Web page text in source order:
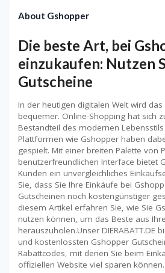
About Gshopper
Die beste Art, bei
einzukaufen: Nutzen
Gutscheine
In der heutigen digitalen Welt wird
bequemer. Online-Shopping hat sich
Bestandteil des modernen
Plattformen wie Gshopper haben
gespielt. Mit einer breiten Palette von
benutzerfreundlichen Interface bietet
Kunden ein unvergleichliches
Sie, dass Sie Ihre Einkäufe bei
Gutscheinen noch kostengünstiger
diesem Artikel erfahren Sie, wie Sie
nutzen können, um das Beste aus
herauszuholen.Unser DIERABATT.DE
und kostenlossten Gshopper
Rabattcodes, mit denen Sie beim
offiziellen Website viel sparen können.